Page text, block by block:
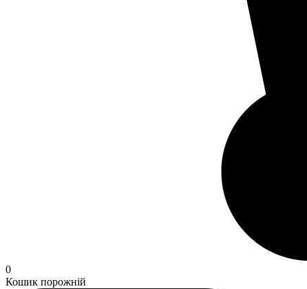
0
Кошик порожній